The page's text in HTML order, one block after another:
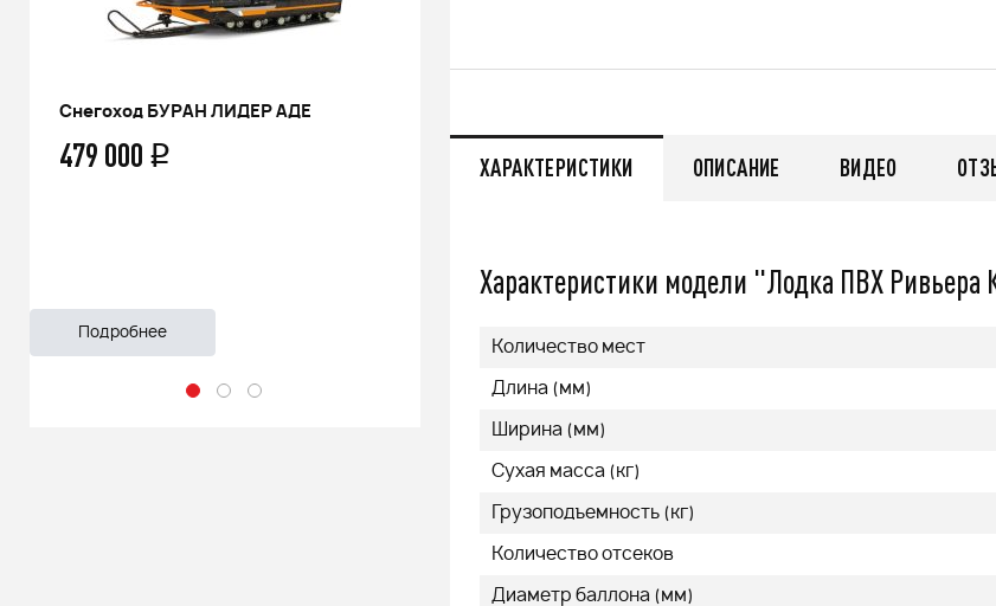
Снегоход БУРАН ЛИДЕР АДЕ
479 000 q
Подробнее
66 500q
55 999
ХАРАКТЕРИСТИКИ ОПИСАНИЕ ВИДЕО
Характеристики модели "Лодка ПВХ
Количество мест
Длина (мм)
Ширина (мм)
Сухая масса (кг)
Грузоподъемность (кг)
Количество отсеков
Диаметр баллона (мм)